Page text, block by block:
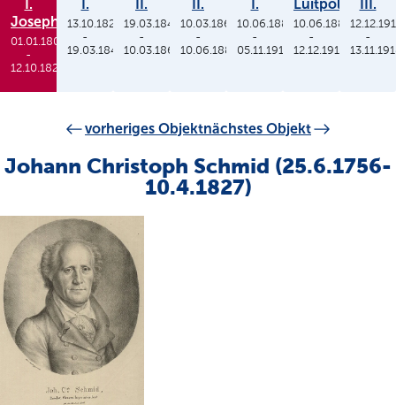
I.
Joseph
01.01.1806
-
12.10.1825
I.
13.10.1825
-
19.03.1848
II.
19.03.1848
-
10.03.1864
II.
10.03.1864
-
10.06.1886
I.
10.06.1886
-
05.11.1913
Luitpold
10.06.1886
-
12.12.1912
III.
-
vorheriges Objektnächstes Objekt
Johann Christoph Schmid (25.6.1756-
10.4.1827)